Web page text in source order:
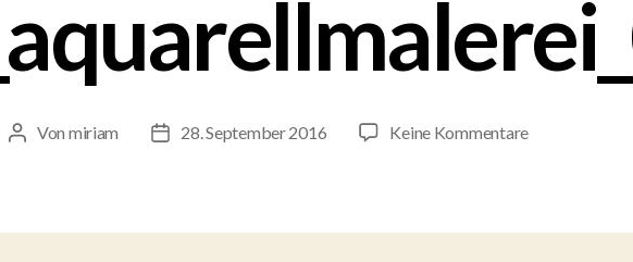
Beitragsautor
Von miriam Veröffentlichungsdatum
28. September 2016 Keine Kommentarezu